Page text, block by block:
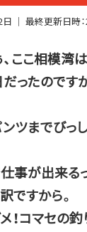
日 ｜ 最終更新日時：
ここ相模湾
ったのです
ツまでびっ
事が出来る
ですから。
！コマセの